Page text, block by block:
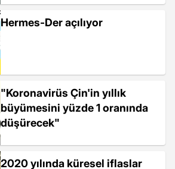
Hermes-Der açılıyor
"Koronavirüs Çin'in yıllık
büyümesini yüzde 1 oranında
düşürecek"
2020 yılında küresel iflaslar